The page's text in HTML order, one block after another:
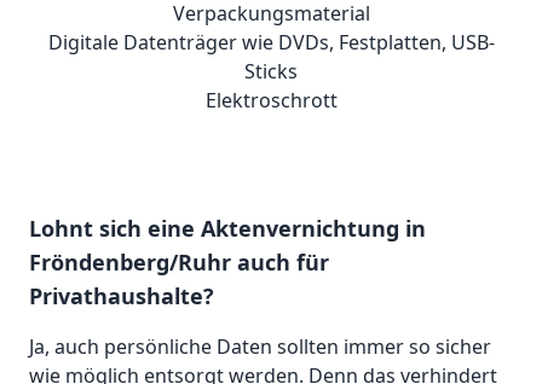
Verpackungsmaterial
Digitale Datenträger wie DVDs, Festplatten, USB-
Sticks
Elektroschrott
Lohnt sich eine Aktenvernichtung in
Fröndenberg/Ruhr auch für
Privathaushalte?
Ja, auch persönliche Daten sollten immer so sicher
wie möglich entsorgt werden. Denn das verhindert